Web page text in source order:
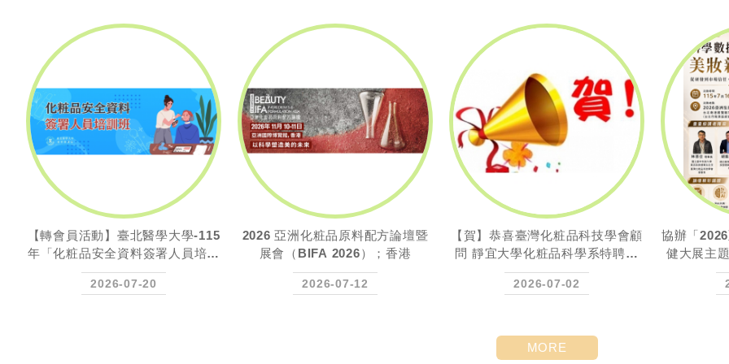
2026 亞洲化粧品原料配方論壇暨
展會（BIFA 2026）；香港
2026-07-12
【賀】恭喜臺灣化粧品科技學會顧
問 靜宜大學化粧品科學系特聘教
授兼學術副校長 楊昭...
2026-07-02
協辦「2026亞洲美容保養 ‧ 生技保
健大展主題論壇-科學數據驅動的
美妝新時代」...
2026-06-25
【賀】本
署 TTQS
統
MORE